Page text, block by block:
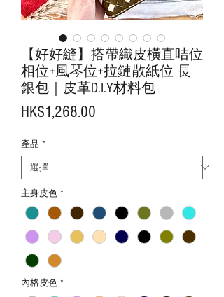
【好好縫】搭帶織皮橫直咭位
相位+風琴位+拉鏈散紙位 長
銀包｜皮革D.I.Y材料包
HK$1,268.00
產品 *
主身皮色 *
內格皮色 *